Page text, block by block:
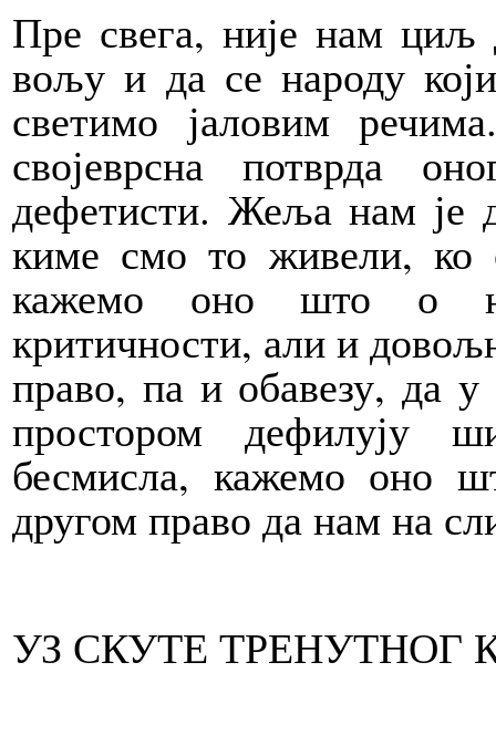
Пре свега, није нам циљ
вољу и да се народу
светимо јаловим
својеврсна потврда
дефетисти. Жеља нам је
киме смо то живели, ко
кажемо оно што о
критичности, али и
право, па и обавезу, да
простором дефилују
бесмисла, кажемо оно
другом право да нам на
УЗ СКУТЕ ТРЕНУТНОГ